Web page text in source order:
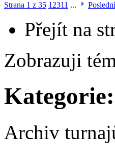
Strana 1 z 35 1 2311 ... Poslední
Přejít na
Zobrazuji
Kategorie:
Archiv